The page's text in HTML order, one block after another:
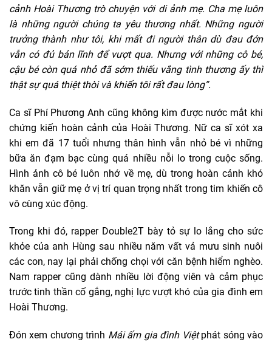
cảnh Hoài Thương trò chuyện với di ảnh mẹ. Cha mẹ luôn
là những người chúng ta yêu thương nhất. Những người
trưởng thành như tôi, khi mất đi người thân dù đau đớn
vẫn có đủ bản lĩnh để vượt qua. Nhưng với những cô bé,
cậu bé còn quá nhỏ đã sớm thiếu vắng tình thương ấy thì
thật sự quá thiệt thòi và khiến tôi rất đau lòng”.
Ca sĩ Phí Phương Anh cũng không kìm được nước mắt khi
chứng kiến hoàn cảnh của Hoài Thương. Nữ ca sĩ xót xa
khi em đã 17 tuổi nhưng thân hình vẫn nhỏ bé vì những
bữa ăn đạm bạc cùng quá nhiều nỗi lo trong cuộc sống.
Hình ảnh cô bé luôn nhớ về mẹ, dù trong hoàn cảnh khó
khăn vẫn giữ mẹ ở vị trí quan trọng nhất trong tim khiến cô
vô cùng xúc động.
Trong khi đó, rapper Double2T bày tỏ sự lo lắng cho sức
khỏe của anh Hùng sau nhiều năm vất vả mưu sinh nuôi
các con, nay lại phải chống chọi với căn bệnh hiểm nghèo.
Nam rapper cũng dành nhiều lời động viên và cảm phục
trước tinh thần cố gắng, nghị lực vượt khó của gia đình em
Hoài Thương.
Đón xem chương trình Mái ấm gia đình Việtphát sóng vào